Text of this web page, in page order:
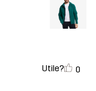
Utile? 0